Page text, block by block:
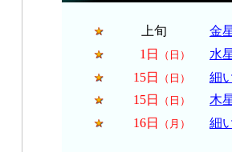
上旬
金
1日
（日）
水
15日
（日）
細
15日
（日）
木
16日
（月） 細